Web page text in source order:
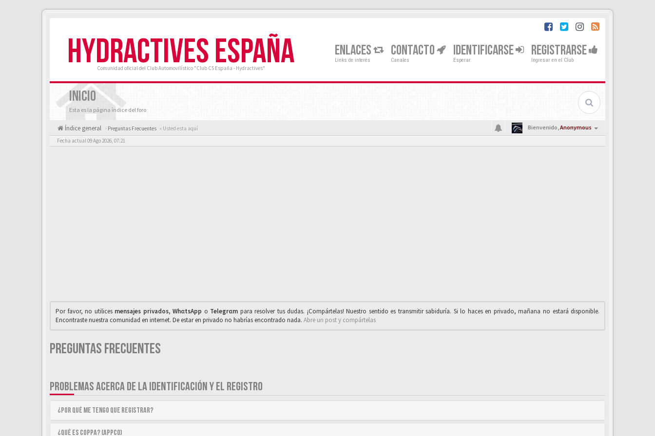
HYDRACTIVES ESPAÑA
Comunidad oficial del Club Automovilístico "Club C5 España - Hydractives"
ENLACES
Links de interés
CONTACTO
Canales
IDENTIFICARSE
Esperar
REGISTRARSE
Ingresar en el Club
INICIO
Esta es la página índice del foro
Índice general Preguntas Frecuentes « Usted esta aquí Bienvenido,Anonymous
Fecha actual 09 Ago 2026, 07:21
Por favor, no utilices mensajes privados,WhαtsApp o Telegrαm para resolver tus dudas. ¡Compártelas! Nuestro sentido es transmitir sabiduría. Si lo haces en privado, mañana no estará disponible.
Encontraste nuestra comunidad en internet. De estar en privado no habrías encontrado nada. Abre un post y compártelas
Preguntas Frecuentes
PROBLEMAS ACERCA DE LA IDENTIFICACIÓN Y EL REGISTRO
¿Por qué me tengo que registrar?
¿Qué es COPPA? (APPCO)